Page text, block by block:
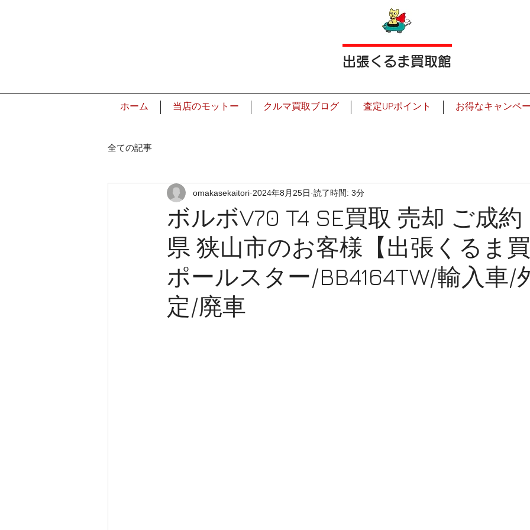
出張くるま買取館
ホーム 当店のモットー クルマ買取ブログ 査定UPポイント お得なキャンペ
全ての記事
ボルボV70 T4 SE買取 売却 ご成
県 狭山市のお客様【出張くるま
ポールスター/BB4164TW/輸入車/
定/廃車
omakasekaitori 2024年8月25日 読了時間: 3分